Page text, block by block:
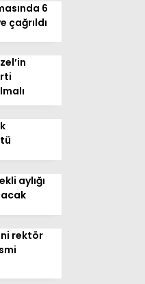
6
çağrıldı
aylığı
rektör